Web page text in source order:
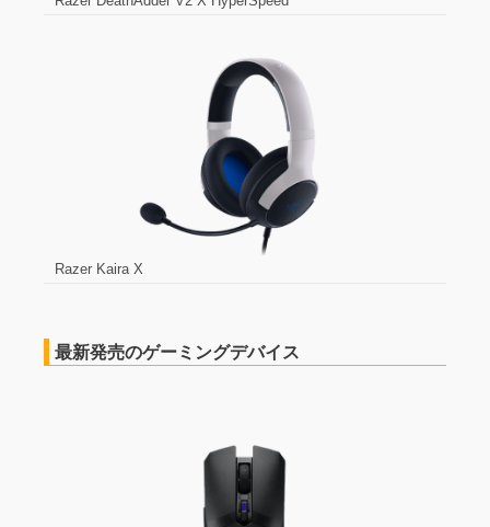
Razer Kaira X
最新発売のゲーミングデバイス